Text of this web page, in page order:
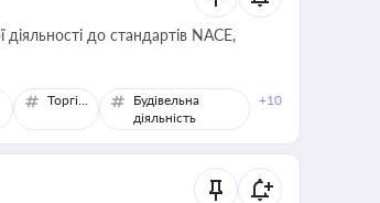
діяльності до стандартів NACE,
Торгівля
Будівельна
діяльність
+10